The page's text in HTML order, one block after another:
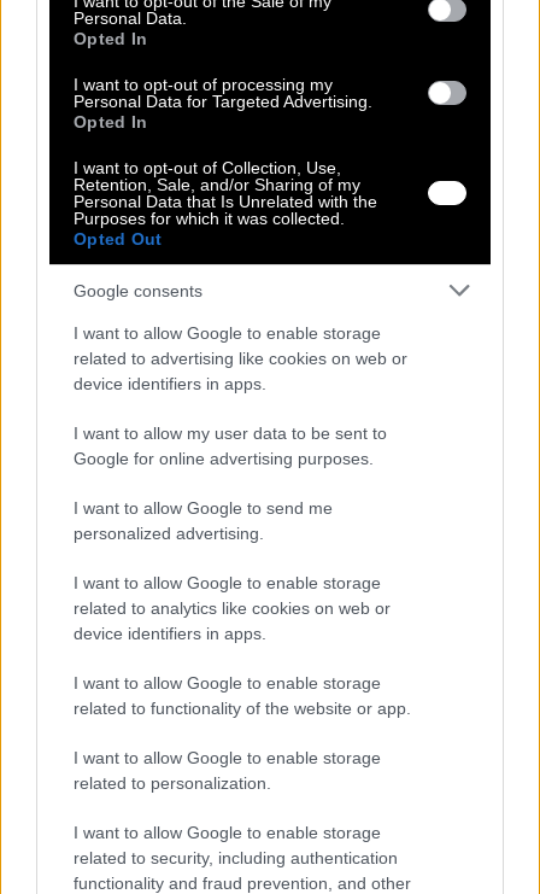
Personal Data.
Opted In
I want to opt-out of processing my
Personal Data for Targeted Advertising.
Opted In
I want to opt-out of Collection, Use,
Retention, Sale, and/or Sharing of my
Personal Data that Is Unrelated with the
Purposes for which it was collected.
Opted Out
Google consents
I want to allow Google to enable storage
related to advertising like cookies on web or
device identifiers in apps.
I want to allow my user data to be sent to
Google for online advertising purposes.
I want to allow Google to send me
personalized advertising.
I want to allow Google to enable storage
related to analytics like cookies on web or
device identifiers in apps.
I want to allow Google to enable storage
related to functionality of the website or app.
I want to allow Google to enable storage
related to personalization.
I want to allow Google to enable storage
related to security, including authentication
functionality and fraud prevention, and other
Ρωτήστε για το προϊόν
Τρόποι Πληρωμής
Τρόποι Αποστολής
Περιγραφή
Αυτό το άκρως θηλυκό και ρομαντικό τζιν γιλέκο σε ανοιχτόχρωμο
μπλε ντενιμ πλύσιμο αποτελεί ένα ξεχωριστό statement κομμάτι με
έντονη φεστιβαλική και boho-chic αύρα. Το ρούχο μαγνητίζει τα
βλέμματα χάρη στα περίτεχνα κεντημένα λουλούδια (μαργαρίτες)
και του μπλε, τα οποία στολίζουν ομοιόμορφα όλη την μπροστινή
του επιφάνεια.
Σχεδιαστικά, διαθέτει μια βαθιά V λαιμόκοψη η οποία
μπορντούρα σε πιο σκούρο μπλε τόνο, η οποία συνεχίζει
περιμετρικά κατά μήκος του στριφώματος. Το γιλέκο είναι
λεπτά, κομψά κορδόνια που δένουν σε φιόγκους, αφήνοντας ένα
διακριτικό opening. Ιδανικό για resort εμφανίσεις, συνδυάζεται
τέλεια με το αντίστοιχο κεντητό τζιν παντελόνι, flat σανδάλια και
ολοκληρωμένο και fresh summer look.
98% Cotton- 2% Elastan
Αλλαγές και επιστροφές
Εάν είστε δυστυχισμένοι για οποιοδήποτε λόγο, θα δεχτούμε με
χαρά την επιστροφή / ανταλλαγή ενός αφόρετου προιόντος μέσα σε
προϊόντος.
Έχετε το δικαίωμα να επιστρέψετε τα προϊόντα που αγοράσατε και
να ζητήσετε την αντικατάσταση τους όταν